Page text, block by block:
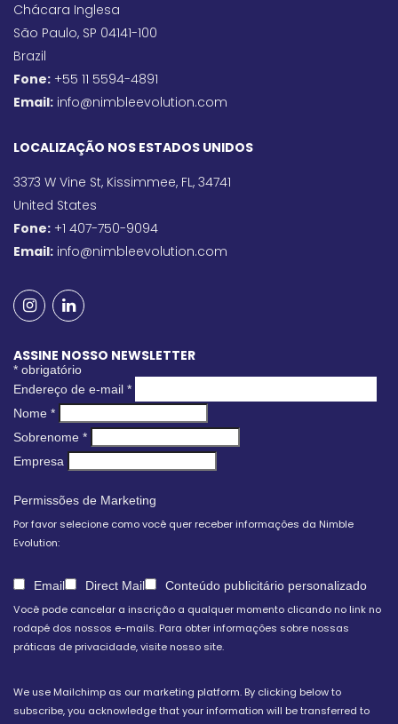
Chácara Inglesa
São Paulo, SP 04141-100
Brazil
Fone: +55 11 5594-4891
Email: info@nimbleevolution.com
LOCALIZAÇÃO NOS ESTADOS UNIDOS
3373 W Vine St, Kissimmee, FL, 34741
United States
Fone: +1 407-750-9094
Email: info@nimbleevolution.com
ASSINE NOSSO NEWSLETTER
* obrigatório
Endereço de e-mail *
Nome *
Sobrenome *
Empresa
Permissões de Marketing
Por favor selecione como você quer receber informações da Nimble
Evolution:
Email Direct Mail
Conteúdo publicitário personalizado
Você pode cancelar a inscrição a qualquer momento clicando no link no
rodapé dos nossos e-mails. Para obter informações sobre nossas
práticas de privacidade, visite nosso site.
We use Mailchimp as our marketing platform. By clicking below to
subscribe, you acknowledge that your information will be transferred to